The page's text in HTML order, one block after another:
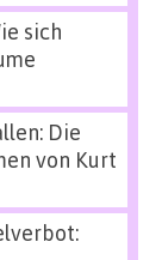
sich
Die
von Kurt